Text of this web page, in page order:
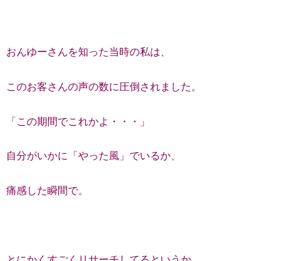
おんゆーさんを知った当時の私は、
このお客さんの声の数に圧倒されました。
「この期間でこれかよ・・・」
自分がいかに「やった風」でいるか、
痛感した瞬間で。